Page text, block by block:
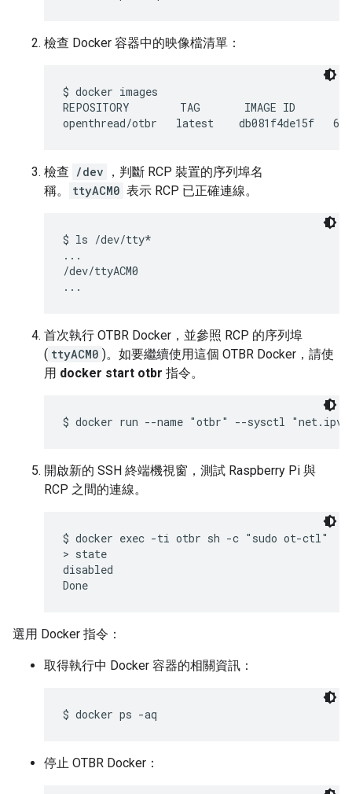
檢查 Docker 容器中的映像檔清單：
$ docker images
REPOSITORY        TAG       IMAGE ID
檢查 /dev
，判斷 RCP 裝置的序列埠名
稱。
ttyACM0 表示 RCP 已正確連線。
$ ls /dev/tty*
...
/dev/ttyACM0
首次執行 OTBR Docker，並參照 RCP 的序列埠
( ttyACM0 )。如要繼續使用這個 OTBR Docker，請使
用 docker start otbr 指令。
開啟新的 SSH 終端機視窗，測試 Raspberry Pi 與
RCP 之間的連線。
$ docker exec -ti otbr sh -c "sudo ot-ctl"
> state
disabled
選用 Docker 指令：
取得執行中 Docker 容器的相關資訊：
停止 OTBR Docker：